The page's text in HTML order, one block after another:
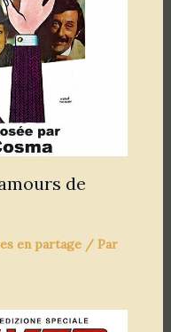
de
en partage/ Par